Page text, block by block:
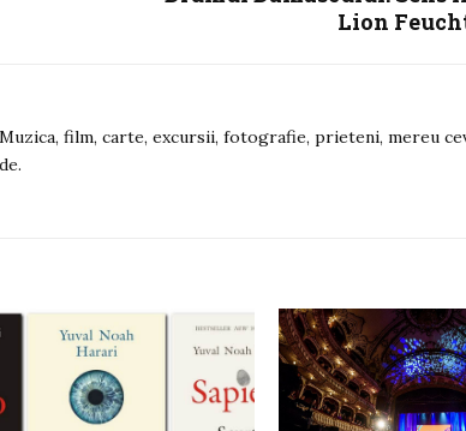
Lion
film, carte, excursii, fotografie, prieteni, mereu